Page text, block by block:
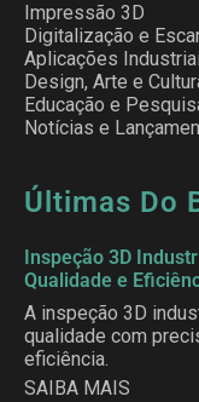
Impressão 3D
Digitalização e
Aplicações
Design, Arte e
Educação e
Notícias e
Últimas Do
Inspeção 3D
Qualidade e
A inspeção 3D
qualidade com
eficiência.
SAIBA MAIS